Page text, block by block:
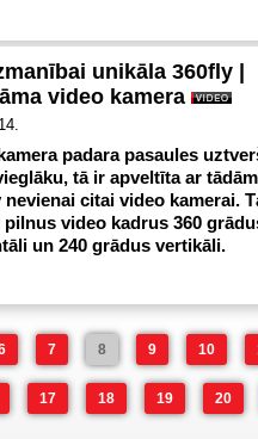
unikāla 360fly |
video kamera
padara pasaules
tā ir apveltīta ar
nevienai citai video kamerai.
pilnus video kadrus 360
un 240 grādus vertikāli.
7 8 9 10
17 18 19 20